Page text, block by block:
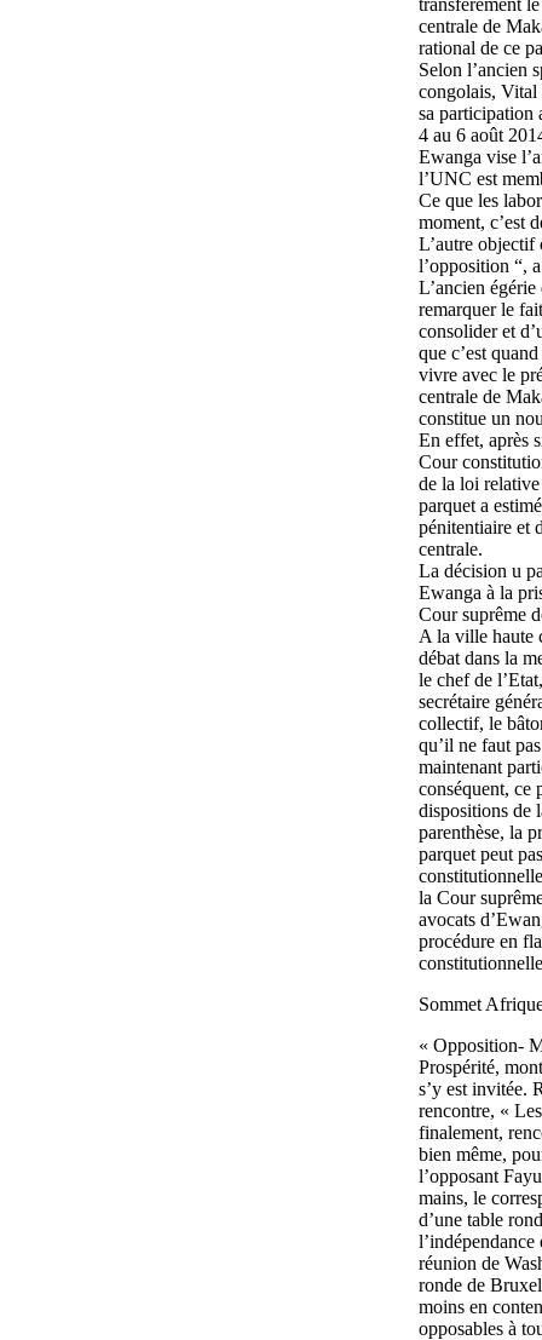
centrale de
rational de ce
Selon l’ancien
congolais, Vital
sa participation
4 au 6 août
Ewanga vise
l’UNC est
Ce que les
moment, c’est
L’autre objectif
l’opposition “,
L’ancien
remarquer le
consolider et
que c’est
vivre avec le
centrale de
constitue un
En effet, après
Cour
de la loi
parquet a
pénitentiaire et
centrale.
La décision u
Ewanga à la
Cour suprême
A la ville haute
débat dans la
le chef de
secrétaire
collectif, le
qu’il ne faut
maintenant
conséquent, ce
dispositions de
parenthèse, la
parquet peut
la Cour
avocats
procédure en
Sommet
« Opposition-
Prospérité,
s’y est invitée.
rencontre, «
finalement,
bien même,
l’opposant
mains, le
d’une table
l’indépendance
réunion de
ronde de
moins en
opposables à